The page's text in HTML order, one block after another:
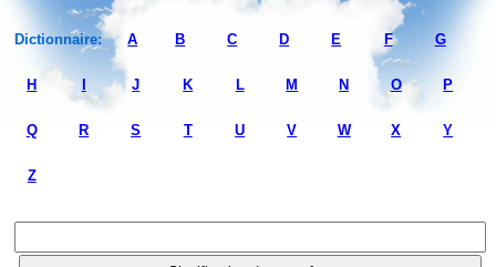
Dictionnaire: A B C D E F G
H J K L M N O P
Q R S T U V W X Y
Z